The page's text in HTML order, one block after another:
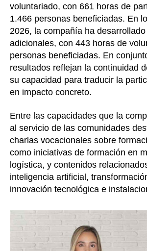
voluntariado, con 661 horas de
1.466 personas beneficiadas. En
2026, la compañía ha
adicionales, con 443 horas de
personas beneficiadas. En
resultados reflejan la continuidad
su capacidad para traducir la
en impacto concreto.
Entre las capacidades que la
al servicio de las comunidades
charlas vocacionales sobre
como iniciativas de formación en
logística, y contenidos
inteligencia artificial,
innovación tecnológica e